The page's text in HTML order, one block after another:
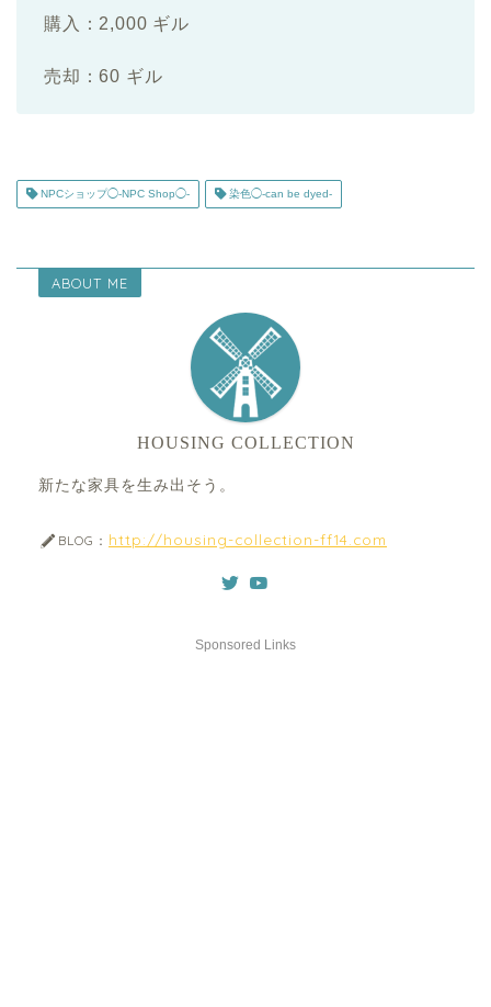
購入：2,000 ギル
売却：60 ギル
NPCショップ◯-NPC Shop◯- 染色◯-can be dyed-
ABOUT ME
HOUSING COLLECTION
新たな家具を生み出そう。
BLOG： http://housing-collection-ff14.com
Sponsored Links